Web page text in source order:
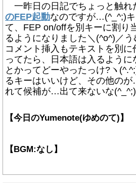
一昨日の日記でちょっと触れ
のFEP起動なのですが…(^_^;)キ
て、FEP on/offを別キーに割り
るようになりました＼(^o^)／
コメント挿入もテキストを別
ってたら、日本語は入るよう
とかってどーやったっけ?ヽ
るキーはいいけど、その他の
れて候補が…出て来ないな(^_^;)
【今日のYumenote(ゆめのて)】
【BGM:なし】